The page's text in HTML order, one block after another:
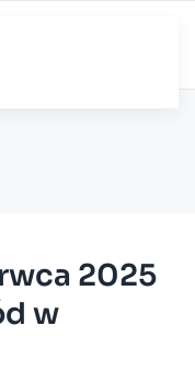
2025
w